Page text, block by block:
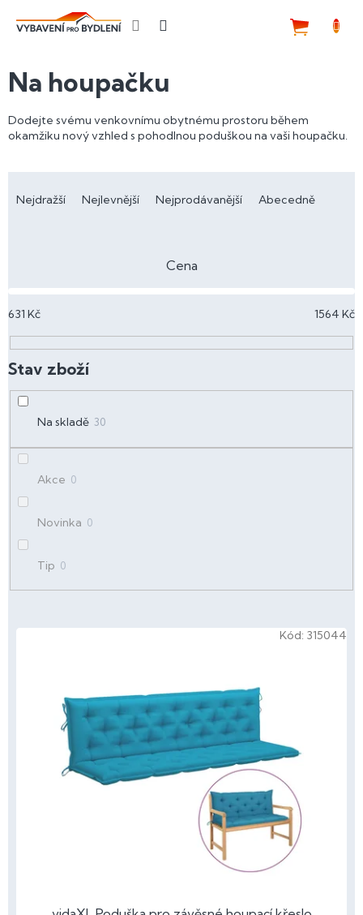
Na houpačku
Dodejte svému venkovnímu obytnému prostoru během
okamžiku nový vzhled s pohodlnou poduškou na vaši houpačku.
a
í
r
o
d
u
k
ů
Nejdražší Nejlevnější Nejprodávanější Abecedně
Cena
631 Kč 1564 Kč
Na skladě 30
Akce 0
Novinka 0
Tip 0
V
Kód: 315044